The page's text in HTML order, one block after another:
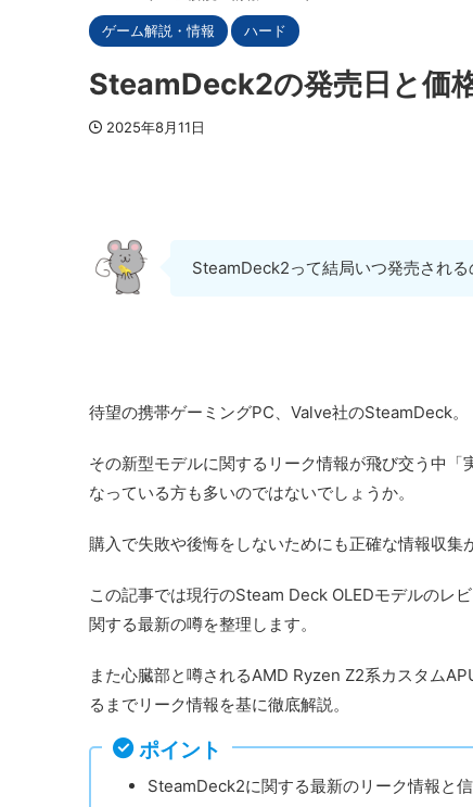
ゲーム解説・情報 ハード
SteamDeck2の発売日と価
2025年8月11日
SteamDeck2って結局いつ発売される
待望の携帯ゲーミングPC、Valve社のSteamDeck。
その新型モデルに関するリーク情報が飛び交う中
なっている方も多いのではないでしょうか。
購入で失敗や後悔をしないためにも正確な情報収集
この記事では現行のSteam Deck OLEDモデルのレビ
関する最新の噂を整理します。
また心臓部と噂されるAMD Ryzen Z2系カスタム
るまでリーク情報を基に徹底解説。
ポイント
SteamDeck2に関する最新のリーク情報と